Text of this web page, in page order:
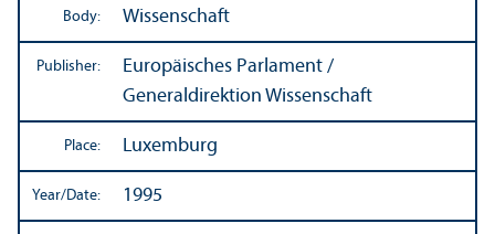
Body:
Wissenschaft
Publisher:
Europäisches Parlament /
Generaldirektion Wissenschaft
Place: Luxemburg
Year/Date: 1995